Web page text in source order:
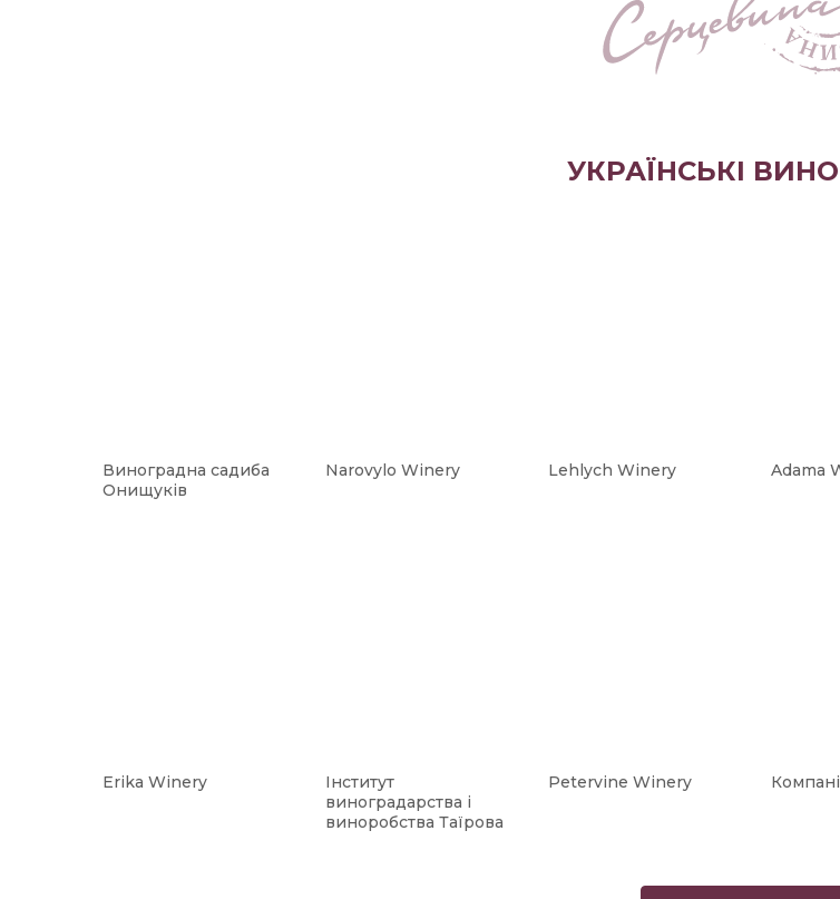
УКРАЇНСЬКІ
Виноградна садиба
Онищуків
Narovylo Winery Lehlych Winery Adama
Erika Winery
Інститут
виноградарства і
виноробства Таїрова
Petervine Winery